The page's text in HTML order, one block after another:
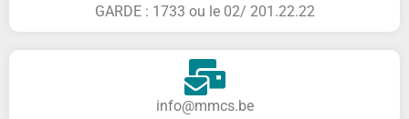
GARDE : 1733 ou le 02/ 201.22.22
info@mmcs.be